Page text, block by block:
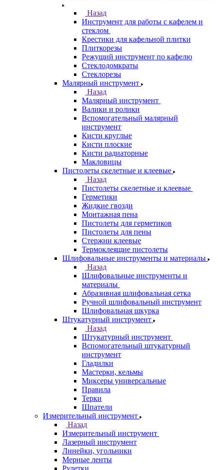
Назад
Инструмент для работы с кафелем и
стеклом
Крестики для кафельной плитки
Плиткорезы
Режущий инструмент по кафелю
Стеклодомкраты
Стеклорезы
Малярный инструмент
Назад
Малярный инструмент
Валики и ролики
Вспомогательный малярный
инструмент
Кисти круглые
Кисти плоские
Кисти радиаторные
Макловицы
Пистолеты скелетные и клеевые
Назад
Пистолеты скелетные и клеевые
Герметики
Жидкие гвозди
Монтажная пена
Пистолеты для герметиков
Пистолеты для пены
Стержни клеевые
Термоклеящие пистолеты
Шлифовальные инструменты и материалы
Назад
Шлифовальные инструменты и
материалы
Абразивная шлифовальная сетка
Ручной шлифовальный инструмент
Шлифовальная шкурка
Штукатурный инструмент
Назад
Штукатурный инструмент
Вспомогательный штукатурный
инструмент
Гладилки
Мастерки, кельмы
Миксеры универсальные
Правила
Терки
Шпатели
Измерительный инструмент
Назад
Измерительный инструмент
Лазерный инструмент
Линейки, угольники
Мерные ленты
Рулетки